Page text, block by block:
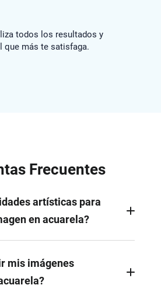
todos los resultados y
que más te satisfaga.
Frecuentes
artísticas para
en acuarela?
en acuarela. FlexClip es
de usar y ofrece una
mis imágenes